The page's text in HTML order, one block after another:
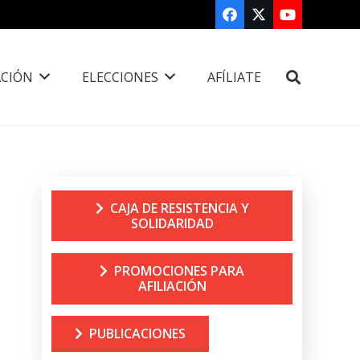
ELECCIONES AFÍLIATE
CAJA DE RESISTENCIA Y
SOLIDARIDAD
PROMOCIONES PARA
AFILIACIÓN
PUBLICACIONES